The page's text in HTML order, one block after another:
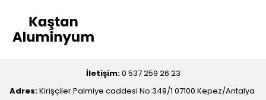
İletişim:0 537 259 26 23
Adres:Kirişçiler Palmiye caddesi No:349/1 07100 Kepez/Antalya